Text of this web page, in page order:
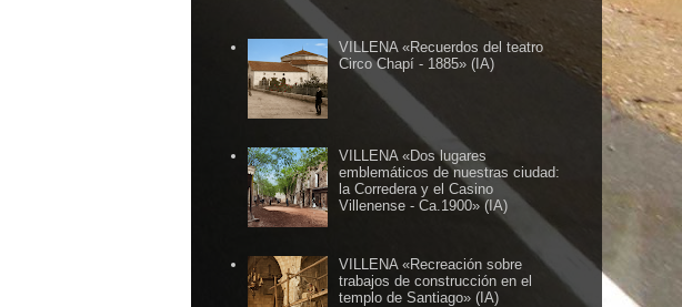
VILLENA «Recuerdos del teatro
Circo Chapí - 1885» (IA)
VILLENA «Dos lugares
emblemáticos de nuestras ciudad:
la Corredera y el Casino
Villenense - Ca.1900» (IA)
VILLENA «Recreación sobre
trabajos de construcción en el
templo de Santiago» (IA)